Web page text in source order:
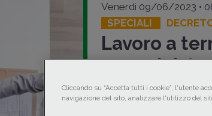
Venerdì 09/06/2023 •
SPECIALI
Lavoro a
con la
Cliccando su “Accetta tutti i cookie”, l'utente
navigazione del sito, analizzare l'utilizzo del